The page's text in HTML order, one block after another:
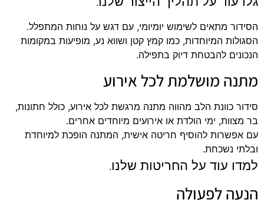
הסידור מתאים לשימוש יומיומי, עם דגש על נוחות המתפלל.
הסגולות המיוחדות, כמו קמץ קטן ושווא נע, מופיעות במקומות
הנכונים להבטחת דיוק בתפילה.
מתנה מושלמת לכל אירוע
סידור כוונת הלב מהווה מתנה מרגשת לכל אירוע, כולל חתונות,
בר מצוות, ימי הולדת או אירועים מיוחדים אחרים.
עם אפשרות להוסיף חריטה אישית, המתנה הופכת למיוחדת
ובלתי נשכחת.
למדו עוד על החריטות שלנו.
הנעה לפעולה